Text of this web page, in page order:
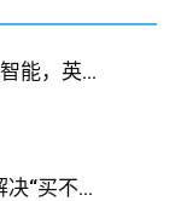
能，英...
“买不...